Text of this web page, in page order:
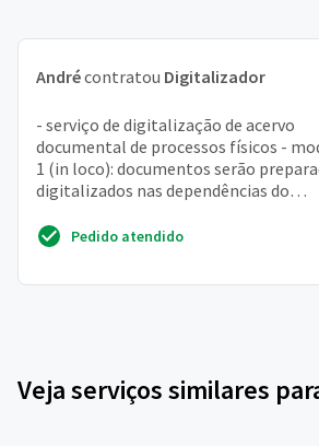
Andrécontratou Digitalizador
- serviço de digitalização de acervo
documental de processos físicos -
1 (in loco): documentos serão
digitalizados nas dependências do
Pedido atendido
Veja serviços similares